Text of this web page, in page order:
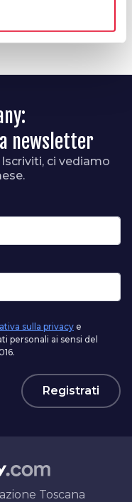
newsletter
ci vediamo
sulla privacy e
personali ai sensi del
Registrati
Toscana